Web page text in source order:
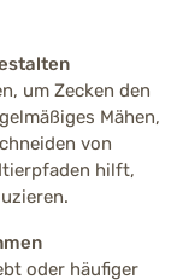
um Zecken den
Mähen,
von
hilft,
oder häufiger